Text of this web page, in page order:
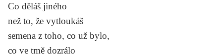
Co děláš jiného
než to, že vytloukáš
semena z toho, co už bylo,
co ve tmě dozrálo